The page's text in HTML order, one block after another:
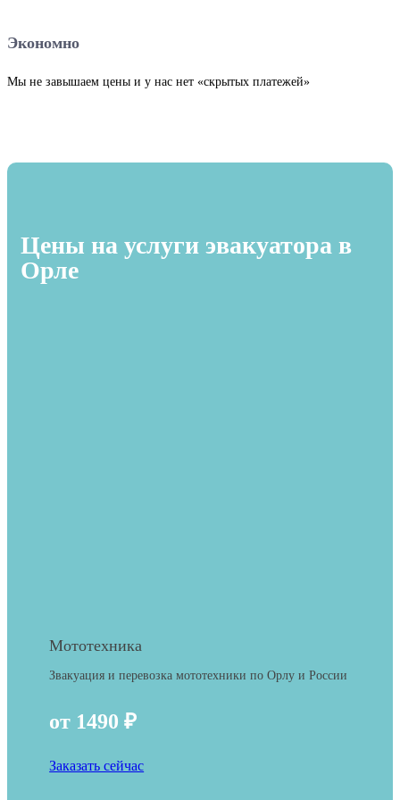
Экономно
Мы не завышаем цены и у нас нет «скрытых платежей»
Цены на услуги эвакуатора в
Орле
Мототехника
Звакуация и перевозка мототехники по Орлу и России
от 1490 ₽
Заказать сейчас